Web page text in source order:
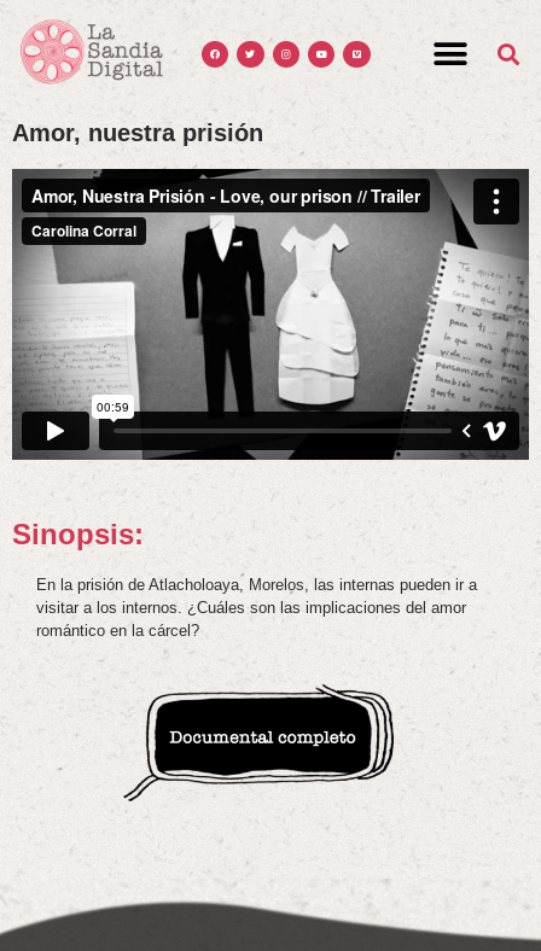
Amor, nuestra prisión
Sinopsis:
En la prisión de Atlacholoaya, Morelos, las internas pueden ir a
visitar a los internos. ¿Cuáles son las implicaciones del amor
romántico en la cárcel?